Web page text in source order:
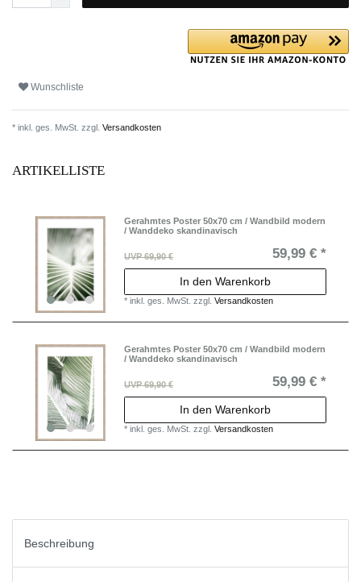
Wunschliste
* inkl. ges. MwSt. zzgl. Versandkosten
ARTIKELLISTE
Gerahmtes Poster 50x70 cm / Wandbild modern
/ Wanddeko skandinavisch
UVP 69,90 € 59,99 € *
In den Warenkorb
*inkl. ges. MwSt. zzgl.Versandkosten
Gerahmtes Poster 50x70 cm / Wandbild modern
/ Wanddeko skandinavisch
UVP 69,90 € 59,99 € *
In den Warenkorb
*inkl. ges. MwSt. zzgl.Versandkosten
Beschreibung